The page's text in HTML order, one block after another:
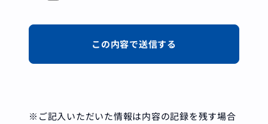
※ご記入いただいた情報は内容の記録を残す場合